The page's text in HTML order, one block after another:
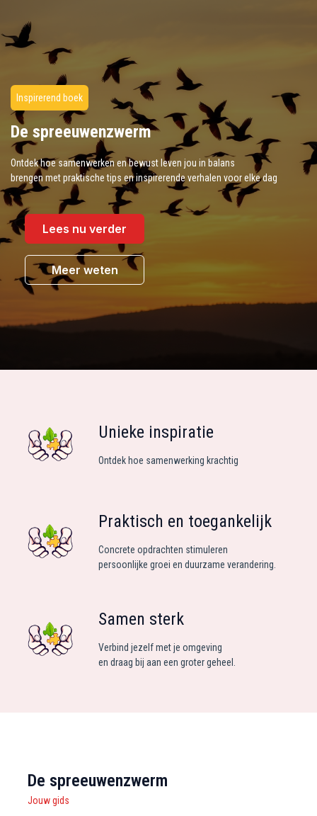
Inspirerend boek
De spreeuwenzwerm
Ontdek hoe samenwerken en bewust leven jou in balans
brengen met praktische tips en inspirerende verhalen voor elke dag
Lees nu verder
Meer weten
Unieke inspiratie
Ontdek hoe samenwerking krachtig
Praktisch en toegankelijk
Concrete opdrachten stimuleren
persoonlijke groei en duurzame verandering.
Samen sterk
Verbind jezelf met je omgeving
en draag bij aan een groter geheel.
De spreeuwenzwerm
Jouw gids